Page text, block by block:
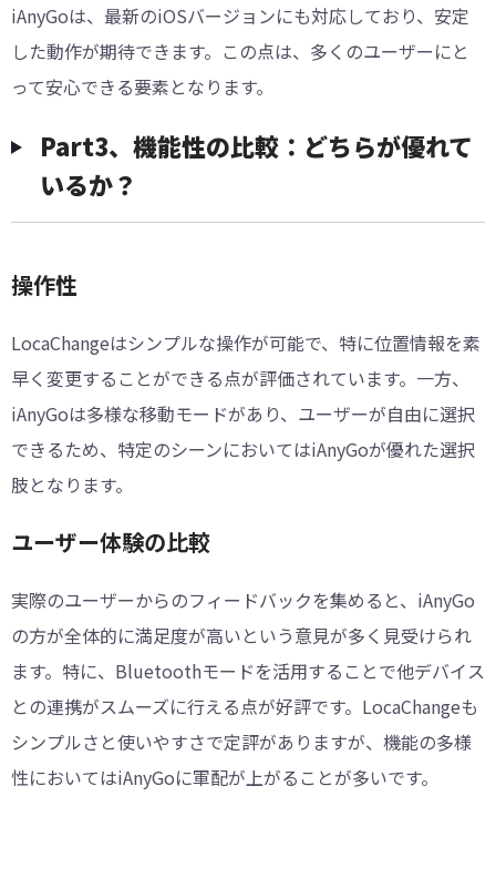
iAnyGoは、最新のiOSバージョンにも対応しており、安定
した動作が期待できます。この点は、多くのユーザーにと
って安心できる要素となります。
Part3、機能性の比較：どちらが優れて
いるか？
操作性
LocaChangeはシンプルな操作が可能で、特に位置情報を素
早く変更することができる点が評価されています。一方、
iAnyGoは多様な移動モードがあり、ユーザーが自由に選択
できるため、特定のシーンにおいてはiAnyGoが優れた選択
肢となります。
ユーザー体験の比較
実際のユーザーからのフィードバックを集めると、iAnyGo
の方が全体的に満足度が高いという意見が多く見受けられ
ます。特に、Bluetoothモードを活用することで他デバイス
との連携がスムーズに行える点が好評です。LocaChangeも
シンプルさと使いやすさで定評がありますが、機能の多様
性においてはiAnyGoに軍配が上がることが多いです。